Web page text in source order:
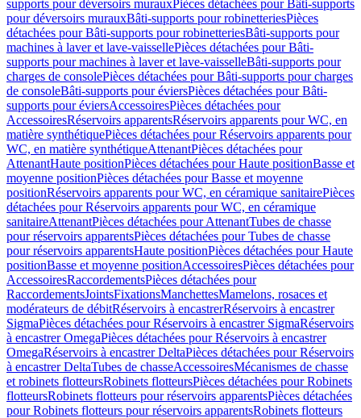
supports pour déversoirs murauxPièces détachées pour Bâti-supports
pour déversoirs murauxBâti-supports pour robinetteriesPièces
détachées pour Bâti-supports pour robinetteriesBâti-supports pour
machines à laver et lave-vaissellePièces détachées pour Bâti-
supports pour machines à laver et lave-vaisselleBâti-supports pour
charges de consolePièces détachées pour Bâti-supports pour charges
de consoleBâti-supports pour éviersPièces détachées pour Bâti-
supports pour éviersAccessoiresPièces détachées pour
AccessoiresRéservoirs apparentsRéservoirs apparents pour WC, en
matière synthétiquePièces détachées pour Réservoirs apparents pour
WC, en matière synthétiqueAttenantPièces détachées pour
AttenantHaute positionPièces détachées pour Haute positionBasse et
moyenne positionPièces détachées pour Basse et moyenne
positionRéservoirs apparents pour WC, en céramique sanitairePièces
détachées pour Réservoirs apparents pour WC, en céramique
sanitaireAttenantPièces détachées pour AttenantTubes de chasse
pour réservoirs apparentsPièces détachées pour Tubes de chasse
pour réservoirs apparentsHaute positionPièces détachées pour Haute
positionBasse et moyenne positionAccessoiresPièces détachées pour
AccessoiresRaccordementsPièces détachées pour
RaccordementsJointsFixationsManchettesMamelons, rosaces et
modérateurs de débitRéservoirs à encastrerRéservoirs à encastrer
SigmaPièces détachées pour Réservoirs à encastrer SigmaRéservoirs
à encastrer OmegaPièces détachées pour Réservoirs à encastrer
OmegaRéservoirs à encastrer DeltaPièces détachées pour Réservoirs
à encastrer DeltaTubes de chasseAccessoiresMécanismes de chasse
et robinets flotteursRobinets flotteursPièces détachées pour Robinets
flotteursRobinets flotteurs pour réservoirs apparentsPièces détachées
pour Robinets flotteurs pour réservoirs apparentsRobinets flotteurs